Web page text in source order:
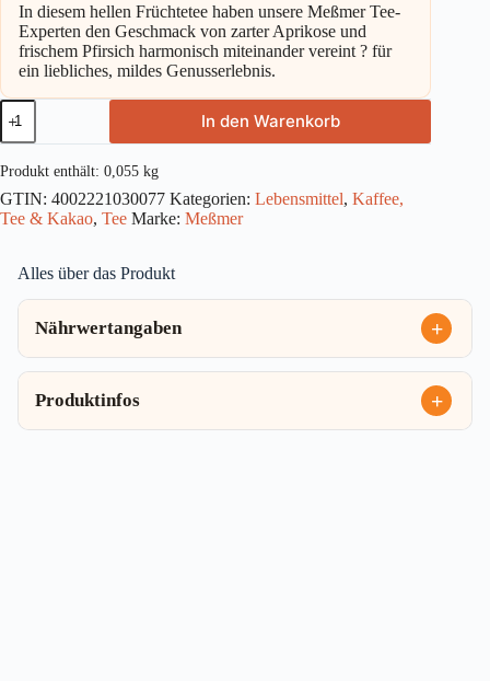
In diesem hellen Früchtetee haben unsere Meßmer Tee-
Experten den Geschmack von zarter Aprikose und
frischem Pfirsich harmonisch miteinander vereint ? für
ein liebliches, mildes Genusserlebnis.
Meßmer
Aprikose
Pfirsich
20St
55g
Menge
In den Warenkorb
Produkt enthält: 0,055 kg
GTIN: 4002221030077 Kategorien: Lebensmittel, Kaffee,
Tee & Kakao, Tee Marke: Meßmer
Alles über das Produkt
Nährwertangaben
Produktinfos